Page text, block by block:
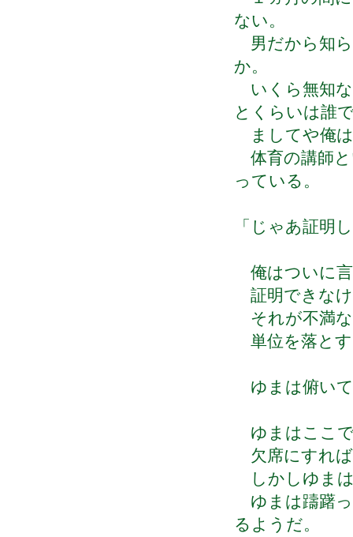
ない。
男だから知
か。
いくら無知
とくらいは誰
ましてや俺
体育の講師と
っている。
「じゃあ証明
俺はついに
証明できな
それが不満
単位を落と
ゆまは俯い
ゆまはここ
欠席にすれ
しかしゆま
ゆまは躊躇
るようだ。